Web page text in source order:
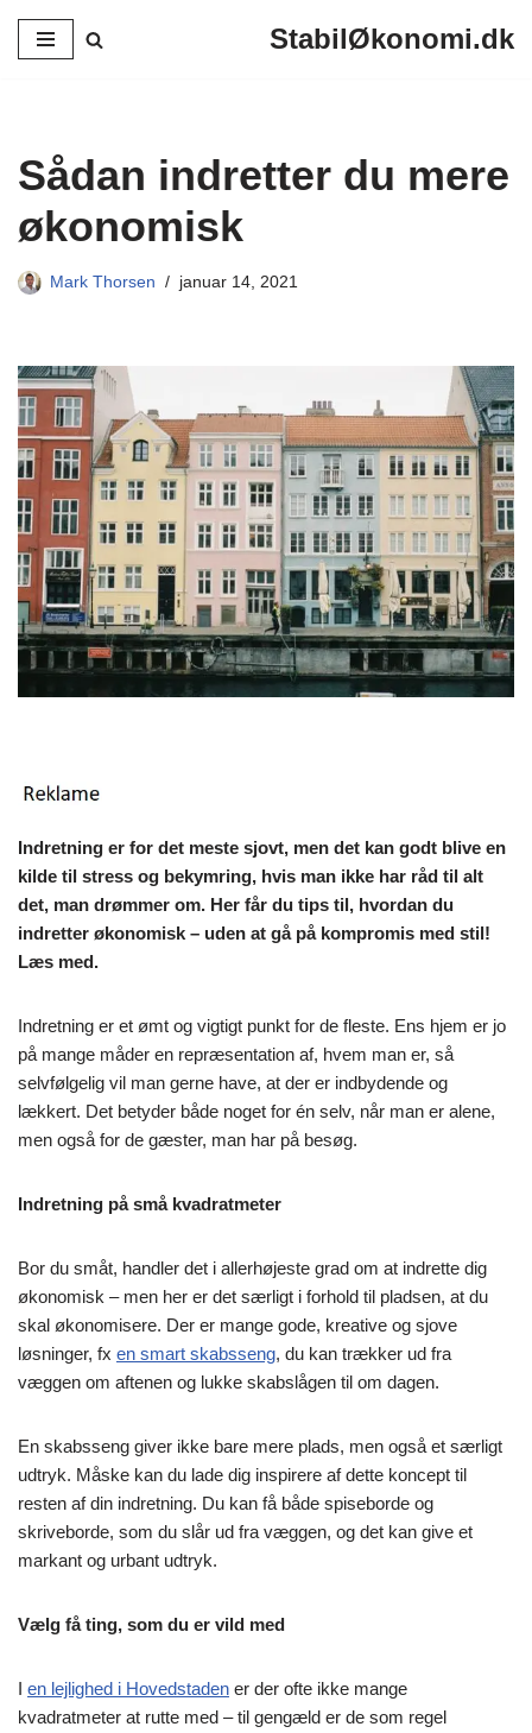
Spring
StabilØkonomi.dk
Sådan indretter du mere
økonomisk
Mark Thorsen januar 14, 2021
Indretning er for det meste sjovt, men det kan godt blive en
kilde til stress og bekymring, hvis man ikke har råd til alt
det, man drømmer om. Her får du tips til, hvordan du
indretter økonomisk – uden at gå på kompromis med stil!
Læs med.
Indretning er et ømt og vigtigt punkt for de fleste. Ens hjem er jo
på mange måder en repræsentation af, hvem man er, så
selvfølgelig vil man gerne have, at der er indbydende og
lækkert. Det betyder både noget for én selv, når man er alene,
men også for de gæster, man har på besøg.
Indretning på små kvadratmeter
Bor du småt, handler det i allerhøjeste grad om at indrette dig
økonomisk – men her er det særligt i forhold til pladsen, at du
skal økonomisere. Der er mange gode, kreative og sjove
løsninger, fx en smart skabsseng, du kan trækker ud fra
væggen om aftenen og lukke skabslågen til om dagen.
En skabsseng giver ikke bare mere plads, men også et særligt
udtryk. Måske kan du lade dig inspirere af dette koncept til
resten af din indretning. Du kan få både spiseborde og
skriveborde, som du slår ud fra væggen, og det kan give et
markant og urbant udtryk.
Vælg få ting, som du er vild med
I en lejlighed i Hovedstaden er der ofte ikke mange
kvadratmeter at rutte med – til gengæld er de som regel